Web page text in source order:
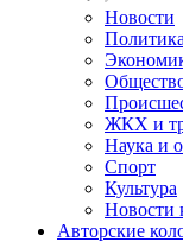
Новости
Политика
ЖКХ и
Наука и
Спорт
Культура
Новости
Авторские